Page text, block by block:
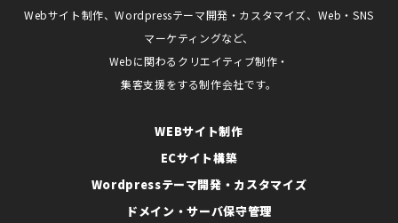
Webサイト制作、Wordpressテーマ開発・カスタマイズ、Web・SNS
マーケティングなど、
Webに関わるクリエイティブ制作・
集客支援をする制作会社です。
WEBサイト制作
ECサイト構築
Wordpressテーマ開発・カスタマイズ
ドメイン・サーバ保守管理